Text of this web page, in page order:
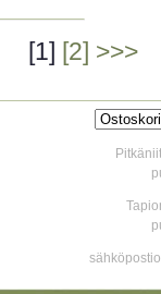
[1] [2] >>>